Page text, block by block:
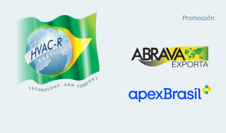
Promoción: